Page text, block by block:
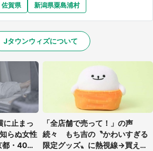
佐賀県 新潟県粟島浦村
Jタウンウィズについて
に止まっ
らぬ女性
・40代
「全店舗で売って！」の声
続々 もち吉の〝かわいすぎる
限定グッズ〟に熱視線→買える